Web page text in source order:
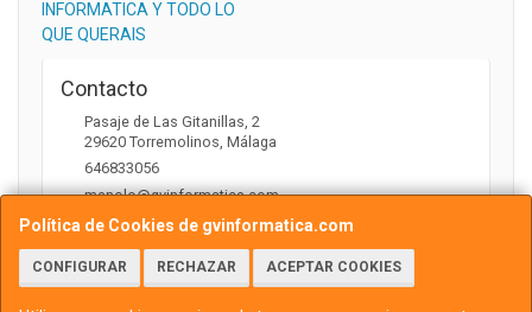
Política de Cookies de gvinformatica.com
CONFIGURAR RECHAZAR ACEPTAR COOKIES
INFORMATICA Y TODO LO
QUE QUERAIS
Contacto
Pasaje de Las Gitanillas, 2
29620 Torremolinos Málaga
646833056
manolo@gvinformatica.com
Horario